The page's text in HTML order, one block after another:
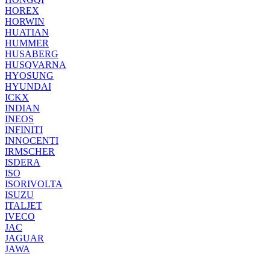
HOREX
HORWIN
HUATIAN
HUMMER
HUSABERG
HUSQVARNA
HYOSUNG
HYUNDAI
ICKX
INDIAN
INEOS
INFINITI
INNOCENTI
IRMSCHER
ISDERA
ISO
ISORIVOLTA
ISUZU
ITALJET
IVECO
JAC
JAGUAR
JAWA